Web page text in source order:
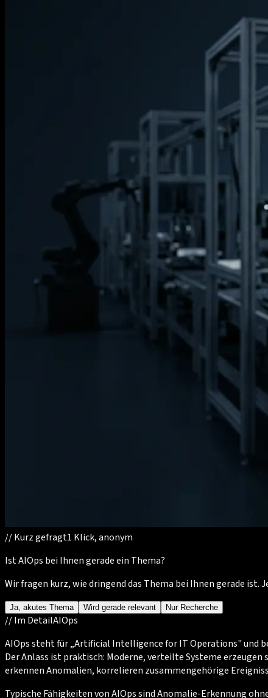
//Kurz gefragt1 Klick, anonym
Ist AIOps bei Ihnen gerade ein Thema?
Wir fragen kurz, wie dringend das Thema bei Ihnen gerade
Ja, akutes Thema Wird gerade relevant Nur Recherche
//Im DetailAIOps
AIOps steht für „Artificial Intelligence for IT Operations" und
Der Anlass ist praktisch: Moderne, verteilte Systeme
erkennen Anomalien, korrelieren zusammengehörige
Typische Fähigkeiten von AIOps sind Anomalie-Erkennung